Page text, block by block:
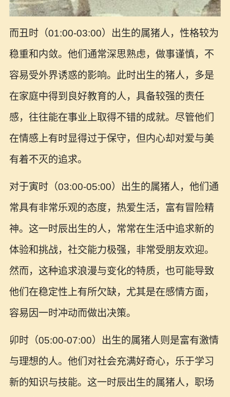
而丑时（01:00-03:00）出生的属猪人，性格较为
稳重和内敛。他们通常深思熟虑，做事谨慎，不
容易受外界诱惑的影响。此时出生的猪人，多是
在家庭中得到良好教育的人，具备较强的责任
感，往往能在事业上取得不错的成就。尽管他们
在情感上有时显得过于保守，但内心却对爱与美
有着不灭的追求。
对于寅时（03:00-05:00）出生的属猪人，他们通
常具有非常乐观的态度，热爱生活，富有冒险精
神。这一时辰出生的人，常常在生活中追求新的
体验和挑战，社交能力极强，非常受朋友欢迎。
然而，这种追求浪漫与变化的特质，也可能导致
他们在稳定性上有所欠缺，尤其是在感情方面，
容易因一时冲动而做出决策。
卯时（05:00-07:00）出生的属猪人则是富有激情
与理想的人。他们对社会充满好奇心，乐于学习
新的知识与技能。这一时辰出生的属猪人，职场